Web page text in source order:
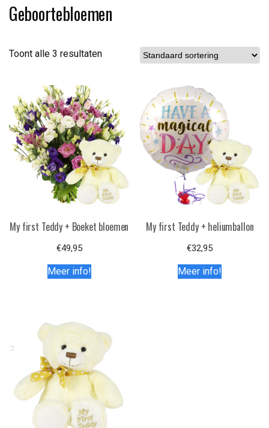
Geboortebloemen
Toont alle 3 resultaten
My first Teddy + Boeket bloemen
€49,95
Meer info!
My first Teddy + heliumballon
€32,95
Meer info!